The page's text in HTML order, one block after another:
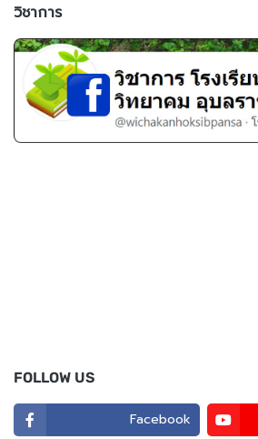
วิชาการ
FOLLOW US
Facebook